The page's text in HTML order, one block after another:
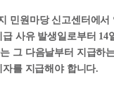
민원마당 신고센터에서
사유 발생일로부터 14
그 다음날부터 지급하
를 지급해야 합니다.